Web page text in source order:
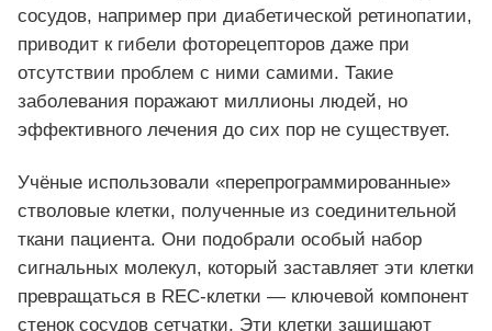
сосудов, например при диабетической ретинопатии,
приводит к гибели фоторецепторов даже при
отсутствии проблем с ними самими. Такие
заболевания поражают миллионы людей, но
эффективного лечения до сих пор не существует.
Учёные использовали «перепрограммированные»
стволовые клетки, полученные из соединительной
ткани пациента. Они подобрали особый набор
сигнальных молекул, который заставляет эти клетки
превращаться в REC-клетки — ключевой компонент
стенок сосудов сетчатки. Эти клетки защищают